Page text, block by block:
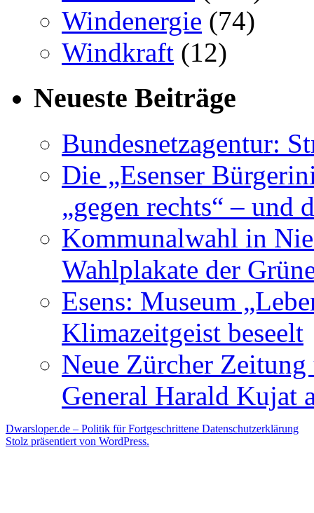
Windenergie (74)
Windkraft (12)
Neueste Beiträge
Bundesnetzagentur:
Die „Esenser
„gegen rechts“ – und
Kommunalwahl in
Wahlplakate der
Esens: Museum
Klimazeitgeist beseelt
Neue Zürcher
General Harald Kujat
Dwarsloper.de – Politik für Fortgeschrittene Datenschutzerklärung
Stolz präsentiert von WordPress.